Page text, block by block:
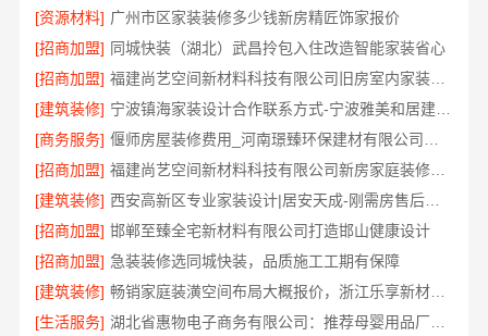
[资源材料] 广州市区家装装修多少钱新房精匠饰家报价
[招商加盟] 同城快装（湖北）武昌拎包入住改造智能家装省心
[招商加盟]
福建尚艺空间新材料科技有限公司旧房室内家装自有工厂整体落地
[建筑装修]
宁波镇海家装设计合作联系方式-宁波雅美和居建材科技有限公司
[商务服务]
[招商加盟]
福建尚艺空间新材料科技有限公司新房家庭装修硬装施工
[建筑装修]
西安高新区专业家装设计|居安天成-刚需房售后完善
[招商加盟] 邯郸至臻全宅新材料有限公司打造邯山健康设计
[招商加盟] 急装装修选同城快装，品质施工工期有保障
[建筑装修]
畅销家庭装潢空间布局大概报价，浙江乐享新材料有限公司
[生活服务]